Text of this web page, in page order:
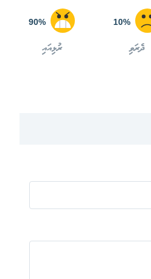
10%
ދެރަވި
90%
ރުޅިއައި